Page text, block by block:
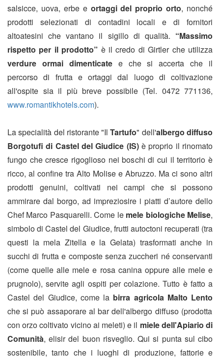
salsicce, uova, erbe eortaggi del proprio orto, nonché
prodotti selezionati di contadini locali e di fornitori
altoatesini che vantano il sigillo di qualità. “Massimo
rispetto per il prodotto” è il credo di Girtler che utilizza
verdure ormai dimenticate e che si accerta che il
percorso di frutta e ortaggi dal luogo di coltivazione
all'ospite sia il più breve possibile (Tel. 0472 771136,
www.romantikhotels.com).
La specialità del ristorante "IlTartufo" dell'albergo diffuso
Borgotufi di Castel del Giudice (IS)è proprio il rinomato
fungo che cresce rigoglioso nei boschi di cui il territorio è
ricco, al confine tra Alto Molise e Abruzzo. Ma ci sono altri
prodotti genuini, coltivati nei campi che si possono
ammirare dal borgo, ad impreziosire i piatti d’autore dello
Chef Marco Pasquarelli. Come le mele biologiche Melise,
simbolo di Castel del Giudice, frutti autoctoni recuperati (tra
questi la mela Zitella e la Gelata) trasformati anche in
succhi di frutta e composte senza zuccheri né conservanti
(come quelle alle mele e rosa canina oppure alle mele e
prugnolo), servite agli ospiti per colazione. Tutto è fatto a
Castel del Giudice, come la birra agricola Malto Lento
che si può assaporare al bar dell'albergo diffuso (prodotta
con orzo coltivato vicino ai meleti) e il miele dell'Apiario di
Comunità, elisir del buon risveglio. Qui si punta sul cibo
sostenibile, tanto che i luoghi di produzione, fattorie e